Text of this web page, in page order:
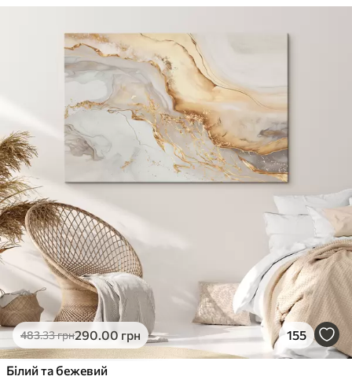
Поверхня з текстурою полотна
Екологічний матеріал
483.33грн290.00 грн 155
Білий та бежевий